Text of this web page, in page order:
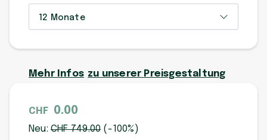
12 Monate
Mehr Infos zu unserer Preisgestaltung
CHF 0.00
Neu:CHF749.00 (-100%)